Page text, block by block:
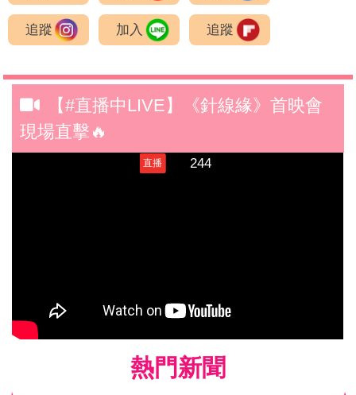
追蹤 加入 追蹤
【#直播中LIVE】《針線緣》首映會
現場直擊🔥
熱門新聞